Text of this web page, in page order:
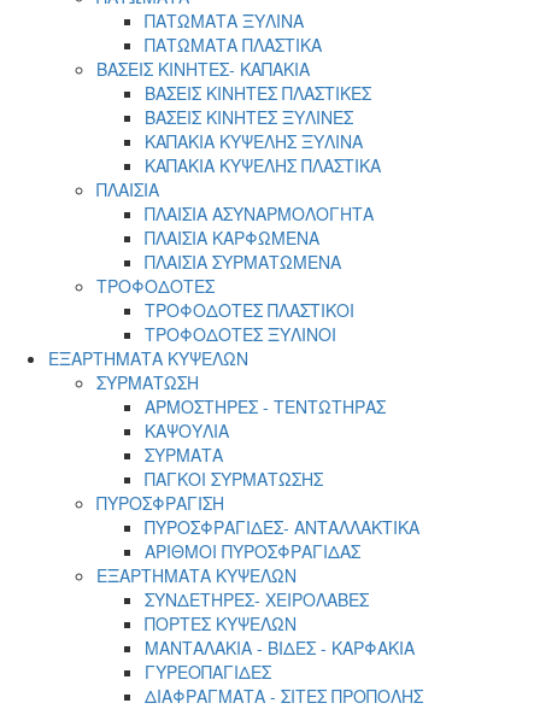
ΠΑΤΩΜΑΤΑ ΞΥΛΙΝΑ
ΠΑΤΩΜΑΤΑ ΠΛΑΣΤΙΚΑ
ΒΑΣΕΙΣ ΚΙΝΗΤΕΣ- ΚΑΠΑΚΙΑ
ΒΑΣΕΙΣ ΚΙΝΗΤΕΣ ΠΛΑΣΤΙΚΕΣ
ΒΑΣΕΙΣ ΚΙΝΗΤΕΣ ΞΥΛΙΝΕΣ
ΚΑΠΑΚΙΑ ΚΥΨΕΛΗΣ ΞΥΛΙΝΑ
ΚΑΠΑΚΙΑ ΚΥΨΕΛΗΣ ΠΛΑΣΤΙΚΑ
ΠΛΑΙΣΙΑ
ΠΛΑΙΣΙΑ ΑΣΥΝΑΡΜΟΛΟΓΗΤΑ
ΠΛΑΙΣΙΑ ΚΑΡΦΩΜΕΝΑ
ΠΛΑΙΣΙΑ ΣΥΡΜΑΤΩΜΕΝΑ
ΤΡΟΦΟΔΟΤΕΣ
ΤΡΟΦΟΔΟΤΕΣ ΠΛΑΣΤΙΚΟΙ
ΤΡΟΦΟΔΟΤΕΣ ΞΥΛΙΝΟΙ
ΕΞΑΡΤΗΜΑΤΑ ΚΥΨΕΛΩΝ
ΣΥΡΜΑΤΩΣΗ
ΑΡΜΟΣΤΗΡΕΣ - ΤΕΝΤΩΤΗΡΑΣ
ΚΑΨΟΥΛΙΑ
ΣΥΡΜΑΤΑ
ΠΑΓΚΟΙ ΣΥΡΜΑΤΩΣΗΣ
ΠΥΡΟΣΦΡΑΓΙΣΗ
ΠΥΡΟΣΦΡΑΓΙΔΕΣ- ΑΝΤΑΛΛΑΚΤΙΚΑ
ΑΡΙΘΜΟΙ ΠΥΡΟΣΦΡΑΓΙΔΑΣ
ΕΞΑΡΤΗΜΑΤΑ ΚΥΨΕΛΩΝ
ΣΥΝΔΕΤΗΡΕΣ- ΧΕΙΡΟΛΑΒΕΣ
ΠΟΡΤΕΣ ΚΥΨΕΛΩΝ
ΜΑΝΤΑΛΑΚΙΑ - ΒΙΔΕΣ - ΚΑΡΦΑΚΙΑ
ΓΥΡΕΟΠΑΓΙΔΕΣ
ΔΙΑΦΡΑΓΜΑΤΑ - ΣΙΤΕΣ ΠΡΟΠΟΛΗΣ